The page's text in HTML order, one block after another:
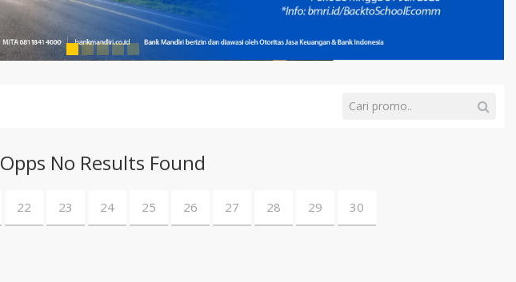
Opps No Results Found
22 23 24 25 26 27 28 29 30